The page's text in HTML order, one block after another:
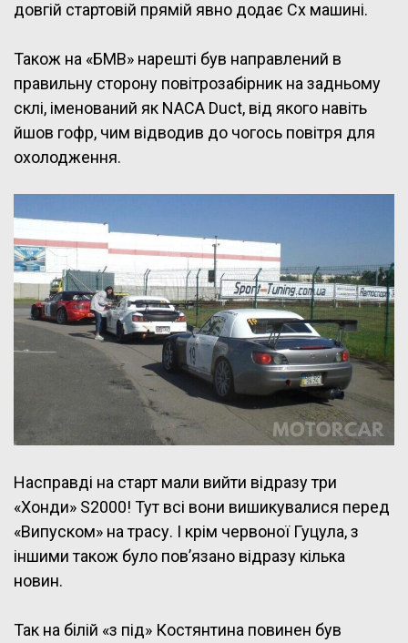
довгій стартовій прямій явно додає Сх машині.
Також на «БМВ» нарешті був направлений в
правильну сторону повітрозабірник на задньому
склі, іменований як NACA Duct, від якого навіть
йшов гофр, чим відводив до чогось повітря для
охолодження.
Насправді на старт мали вийти відразу три
«Хонди» S2000! Тут всі вони вишикувалися перед
«Випуском» на трасу. І крім червоної Гуцула, з
іншими також було пов’язано відразу кілька
новин.
Так на білій «з під» Костянтина повинен був